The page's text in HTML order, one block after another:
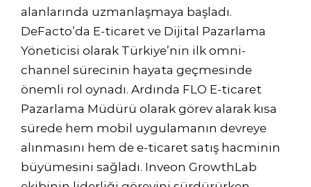
alanlarında uzmanlaşmaya başladı.
DeFacto’da E-ticaret ve Dijital Pazarlama
Yöneticisi olarak Türkiye’nin ilk omni-
channel sürecinin hayata geçmesinde
önemli rol oynadı. Ardında FLO E-ticaret
Pazarlama Müdürü olarak görev alarak kısa
sürede hem mobil uygulamanın devreye
alınmasını hem de e-ticaret satış hacminin
büyümesini sağladı. Inveon GrowthLab